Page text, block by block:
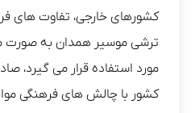
کشورهای خارجی، تفاوت های
ترشی موسیر همدان به صورت
مورد استفاده قرار می گیرد،
کشور با چالش های فرهنگی